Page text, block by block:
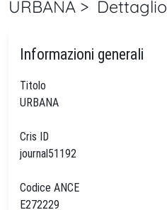
URBANA > Dettaglio
Informazioni generali
Titolo
Cris ID
Codice ANCE